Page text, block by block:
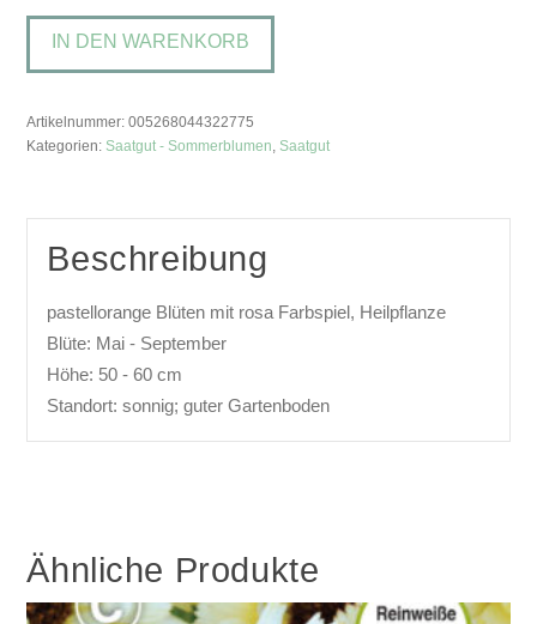
'Pink
Surprise'Ringelblume
Menge
IN DEN WARENKORB
Artikelnummer:005268044322775
Kategorien: Saatgut - Sommerblumen Saatgut
Beschreibung
pastellorange Blüten mit rosa Farbspiel, Heilpflanze
Blüte: Mai - September
Höhe: 50 - 60 cm
Standort: sonnig; guter Gartenboden
Ähnliche Produkte